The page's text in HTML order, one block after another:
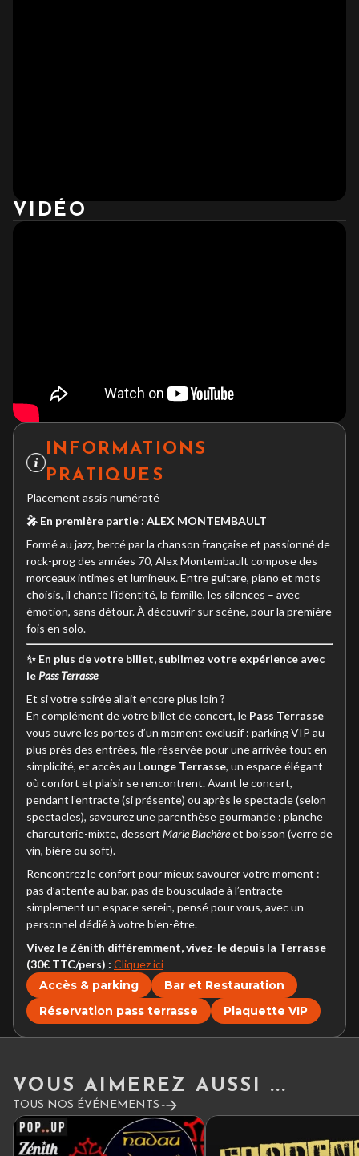
VIDÉO
INFORMATIONS
PRATIQUES
Placement assis numéroté
🎤 En première partie : ALEX MONTEMBAULT
Formé au jazz, bercé par la chanson française et passionné de
rock-prog des années 70, Alex Montembault compose des
morceaux intimes et lumineux. Entre guitare, piano et mots
choisis, il chante l’identité, la famille, les silences – avec
émotion, sans détour. À découvrir sur scène, pour la première
fois en solo.
✨ En plus de votre billet, sublimez votre expérience avec
le Pass Terrasse
Et si votre soirée allait encore plus loin ?
En complément de votre billet de concert, le Pass Terrasse
vous ouvre les portes d’un moment exclusif : parking VIP au
plus près des entrées, file réservée pour une arrivée tout en
simplicité, et accès au Lounge Terrasse, un espace élégant
où confort et plaisir se rencontrent. Avant le concert,
pendant l’entracte (si présente) ou après le spectacle (selon
spectacles), savourez une parenthèse gourmande : planche
charcuterie-mixte, dessert Marie Blachèreet boisson (verre de
vin, bière ou soft).
Rencontrez le confort pour mieux savourer votre moment :
pas d’attente au bar, pas de bousculade à l’entracte —
simplement un espace serein, pensé pour vous, avec un
personnel dédié à votre bien-être.
Vivez le Zénith différemment, vivez-le depuis la Terrasse
(30€ TTC/pers) : Cliquez ici
Accès & parking
Bar et Restauration
Réservation pass terrasse
Plaquette VIP
VOUS AIMEREZ AUSSI ...
TOUS NOS ÉVÉNEMENTS